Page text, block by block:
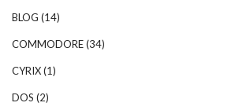
BLOG (14)
COMMODORE(34)
CYRIX(1)
DOS (2)